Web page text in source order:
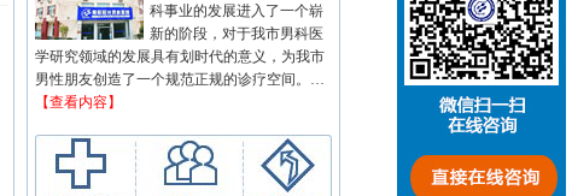
科事业的发展进入了一个崭
新的阶段，对于我市男科医
学研究领域的发展具有划时代的意义，为我市
男性朋友创造了一个规范正规的诊疗空间。…
【查看内容】